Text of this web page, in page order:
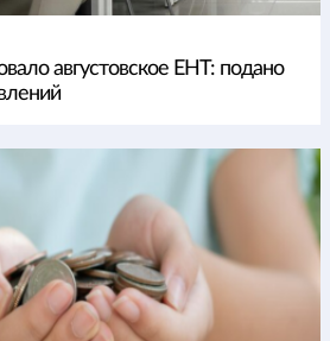
августовское ЕНТ: подано